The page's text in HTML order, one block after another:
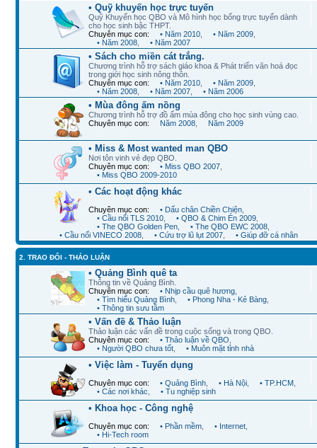
• Quỹ khuyến học trực tuyến
Quỹ Khuyến học QBO và Mô hình học bổng trực tuyến dành
cho học sinh bậc THPT.
Chuyên mục con:
• Năm 2010 • Năm 2009
• Năm 2008
• Năm 2007
• Sách cho miền cát trắng.
Chương trình hỗ trợ sách giáo khoa & Phát triển văn hoá đọc
trong giới học sinh nông thôn.
Chuyên mục con:
• Năm 2010 • Năm 2009
• Năm 2008
• Năm 2007 • Năm 2006
• Mùa đông ấm nồng
Chương trình hỗ trợ đồ ấm mùa đông cho học sinh vùng cao.
Chuyên mục con:
Năm 2008 Năm 2009
• Miss & Most wanted man QBO
Nơi tôn vinh vẻ đẹp QBO.
Chuyên mục con:
• Miss QBO 2007
• Miss QBO 2009-2010
• Các hoạt động khác
Chuyên mục con: • Dấu chân Chiền Chiện
• Cầu nối TLS 2010
• QBO & Chim Én 2009
• The QBO Golden Pen
• The QBO EWC 2008
• Cầu nối VINECO 2008
• Cứu trợ lũ lụt 2007 • Giúp đỡ cá nhân
2. TRAO ĐỔI - THẢO LUẬN
• Quảng Bình quê ta
Thông tin về Quảng Bình.
Chuyên mục con:
• Nhịp cầu quê hương
• Tìm hiểu Quảng Bình
• Phong Nha - Kẻ Bàng
• Thông tin sưu tầm
• Vấn đề & Thảo luận
Thảo luận các vấn đề trong cuộc sống và trong QBO.
Chuyên mục con:
• Thảo luận về QBO
• Người QBO chưa tốt
• Muôn mặt tỉnh nhà
• Việc làm - Tuyển dụng
Chuyên mục con: • Quảng Bình • Hà Nội • TP.HCM
• Các nơi khác
• Tu nghiệp sinh
• Khoa học - Công nghệ
Chuyên mục con: • Phần mềm • Internet
• Hi-Tech room